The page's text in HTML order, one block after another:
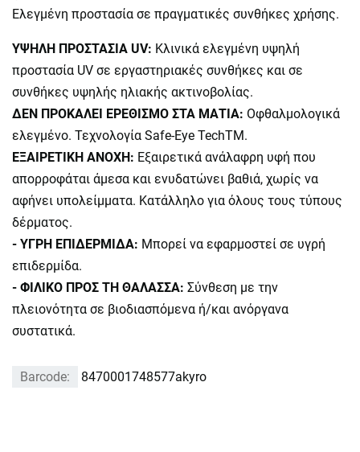
Ελεγμένη προστασία σε πραγματικές συνθήκες χρήσης.
ΥΨΗΛΗ ΠΡΟΣΤΑΣΙΑ UV: Κλινικά ελεγμένη υψηλή
προστασία UV σε εργαστηριακές συνθήκες και σε
συνθήκες υψηλής ηλιακής ακτινοβολίας.
ΔΕΝ ΠΡΟΚΑΛΕΙ ΕΡΕΘΙΣΜΟ ΣΤΑ ΜΑΤΙΑ: Οφθαλμολογικά
ελεγμένο. Τεχνολογία Safe-Eye TechTM.
ΕΞΑΙΡΕΤΙΚΗ ΑΝΟΧΗ: Εξαιρετικά ανάλαφρη υφή που
απορροφάται άμεσα και ενυδατώνει βαθιά, χωρίς να
αφήνει υπολείμματα. Κατάλληλο για όλους τους τύπους
δέρματος.
- ΥΓΡΗ ΕΠΙΔΕΡΜΙΔΑ: Μπορεί να εφαρμοστεί σε υγρή
επιδερμίδα.
- ΦΙΛΙΚΟ ΠΡΟΣ ΤΗ ΘΑΛΑΣΣΑ: Σύνθεση με την
πλειονότητα σε βιοδιασπόμενα ή/και ανόργανα
συστατικά.
Barcode: 8470001748577akyro